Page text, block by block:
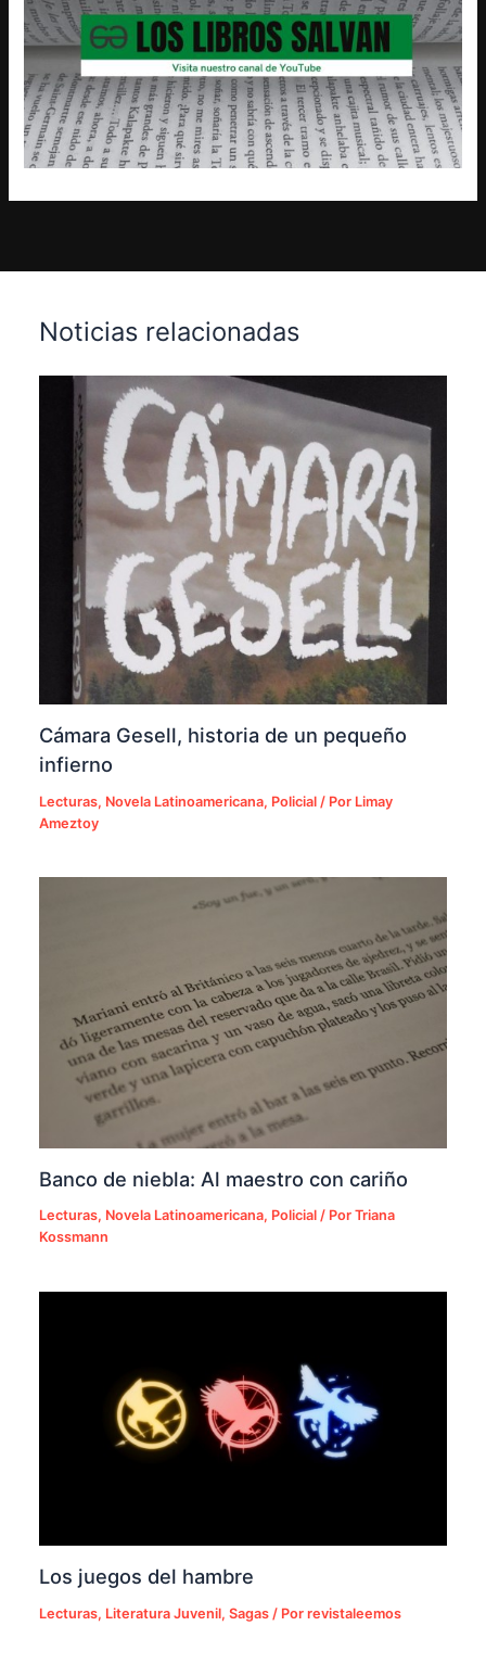
Noticias relacionadas
Cámara Gesell, historia de un pequeño
infierno
Lecturas, Novela Latinoamericana, Policial / Por Limay
Ameztoy
Banco de niebla: Al maestro con cariño
Lecturas, Novela Latinoamericana, Policial / PorTriana
Kossmann
Los juegos del hambre
Lecturas, Literatura Juvenil,Sagas / Porrevistaleemos